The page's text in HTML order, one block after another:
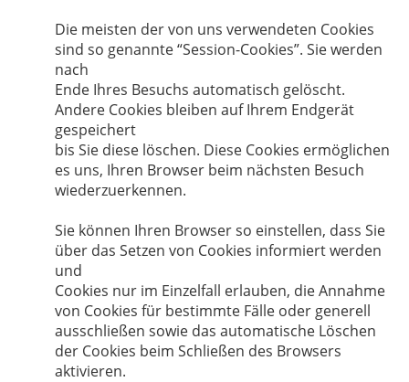
Die meisten der von uns verwendeten Cookies
sind so genannte “Session-Cookies”. Sie werden
nach
Ende Ihres Besuchs automatisch gelöscht.
Andere Cookies bleiben auf Ihrem Endgerät
gespeichert
bis Sie diese löschen. Diese Cookies ermöglichen
es uns, Ihren Browser beim nächsten Besuch
wiederzuerkennen.
Sie können Ihren Browser so einstellen, dass Sie
über das Setzen von Cookies informiert werden
und
Cookies nur im Einzelfall erlauben, die Annahme
von Cookies für bestimmte Fälle oder generell
ausschließen sowie das automatische Löschen
der Cookies beim Schließen des Browsers
aktivieren.